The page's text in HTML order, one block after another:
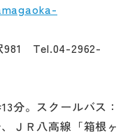
981 Tel.04-2962-
分。スクールバス：
ＪＲ八高線「箱根ヶ